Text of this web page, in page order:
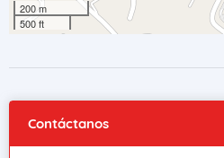
200 m
500 ft
Contáctanos